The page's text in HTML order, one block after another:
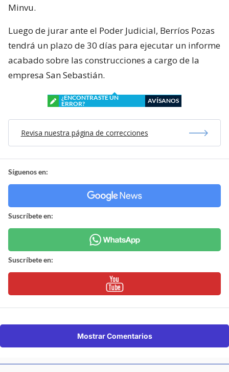
Minvu.
Luego de jurar ante el Poder Judicial, Berríos Pozas
tendrá un plazo de 30 días para ejecutar un informe
acabado sobre las construcciones a cargo de la
empresa San Sebastián.
¿ENCONTRASTE UN
ERROR?
AVÍSANOS
Revisa nuestra página de correcciones
Síguenos en:
Suscríbete en:
Suscríbete en:
Mostrar Comentarios